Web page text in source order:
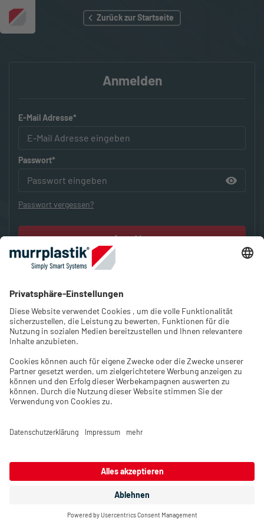
Zurück zur Startseite
Anmelden
E-Mail Adresse*
Passwort*
Passwort vergessen?
Anmelden
Noch kein Kunde?
Jetzt registrieren
Sprache und Region wählen
Ihres Standortes.
Sprache: DE